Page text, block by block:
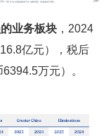
业务板块 ，2024
亿元），税后
万元）。